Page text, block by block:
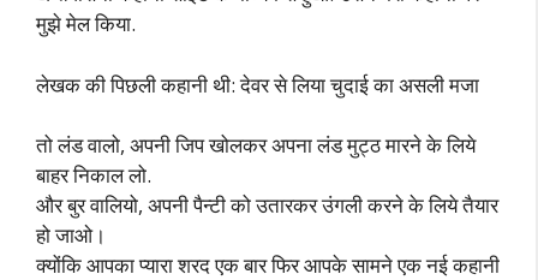
मुझे मेल किया.
लेखक की पिछली कहानी थी: देवर से लिया चुदाई का असली मजा
तो लंड वालो, अपनी जिप खोलकर अपना लंड मुट्ठ मारने के लिये
बाहर निकाल लो.
और बुर वालियो, अपनी पैन्टी को उतारकर उंगली करने के लिये तैयार
हो जाओ।
क्योंकि आपका प्यारा शरद एक बार फिर आपके सामने एक नई कहानी